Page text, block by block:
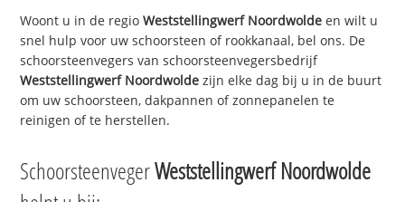
Woont u in de regioWeststellingwerf Noordwolde en wilt u
snel hulp voor uw schoorsteen of rookkanaal, bel ons. De
schoorsteenvegers van schoorsteenvegersbedrijf
Weststellingwerf Noordwolde zijn elke dag bij u in de buurt
om uw schoorsteen, dakpannen of zonnepanelen te
reinigen of te herstellen.
SchoorsteenvegerWeststellingwerf Noordwolde